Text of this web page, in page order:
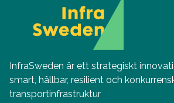
InfraSweden är ett strategiskt
smart, hållbar, resilient och
transportinfrastruktur